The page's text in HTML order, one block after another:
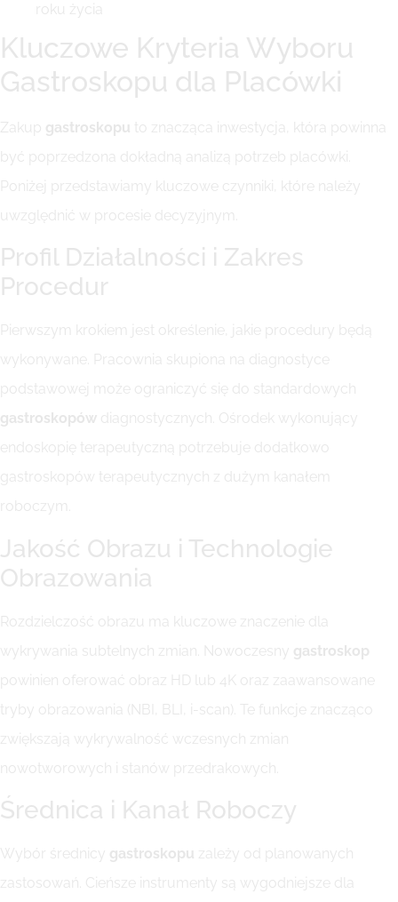
roku życia
Kluczowe Kryteria Wyboru
Gastroskopu dla Placówki
Zakup gastroskopu to znacząca inwestycja, która powinna
być poprzedzona dokładną analizą potrzeb placówki.
Poniżej przedstawiamy kluczowe czynniki, które należy
uwzględnić w procesie decyzyjnym.
Profil Działalności i Zakres
Procedur
Pierwszym krokiem jest określenie, jakie procedury będą
wykonywane. Pracownia skupiona na diagnostyce
podstawowej może ograniczyć się do standardowych
gastroskopów diagnostycznych. Ośrodek wykonujący
endoskopię terapeutyczną potrzebuje dodatkowo
gastroskopów terapeutycznych z dużym kanałem
roboczym.
Jakość Obrazu i Technologie
Obrazowania
Rozdzielczość obrazu ma kluczowe znaczenie dla
wykrywania subtelnych zmian. Nowoczesny gastroskop
powinien oferować obraz HD lub 4K oraz zaawansowane
tryby obrazowania (NBI, BLI, i-scan). Te funkcje znacząco
zwiększają wykrywalność wczesnych zmian
nowotworowych i stanów przedrakowych.
Średnica i Kanał Roboczy
Wybór średnicy gastroskopu zależy od planowanych
zastosowań. Cieńsze instrumenty są wygodniejsze dla